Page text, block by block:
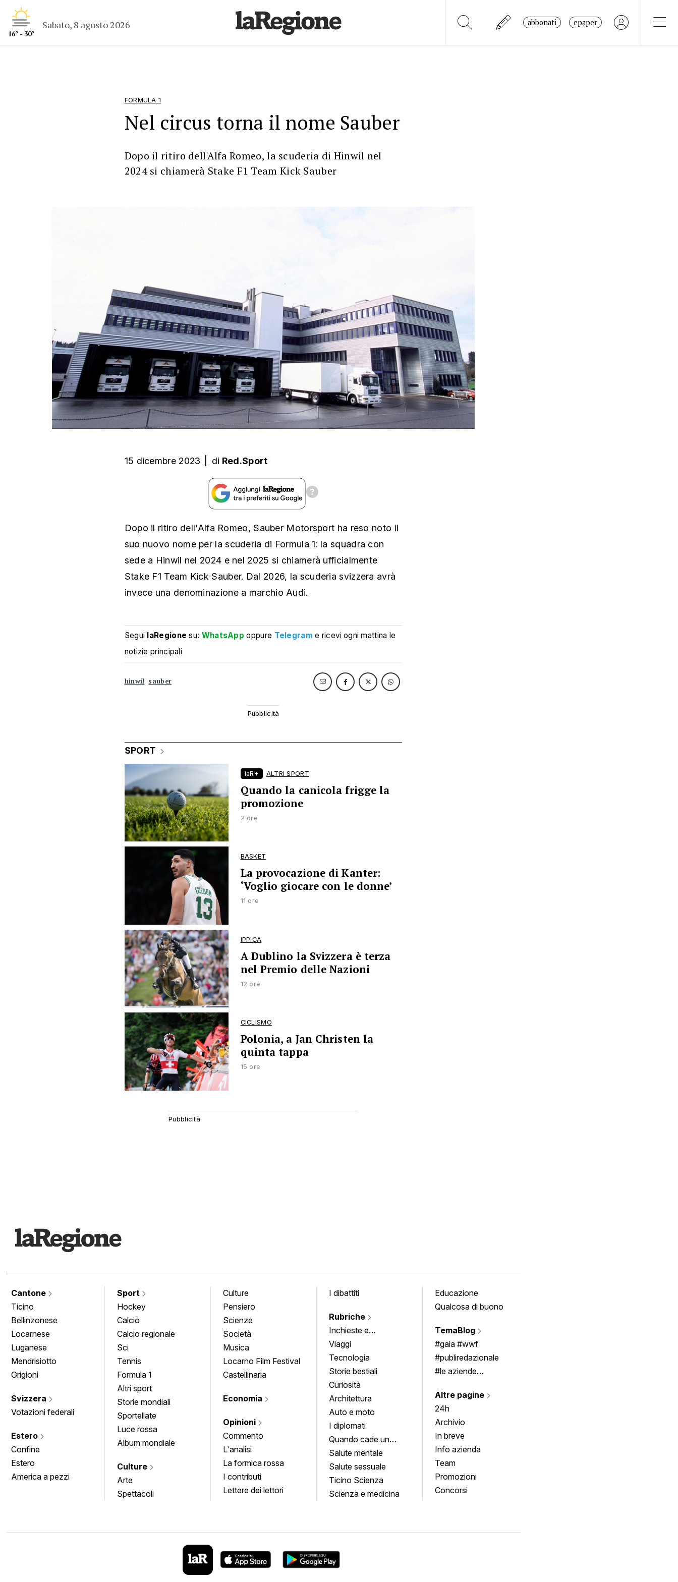
16° - 30°
Sabato, 8 agosto 2026 abbonati epaper
FORMULA 1
Nel circus torna il nome Sauber
Dopo il ritiro dell'Alfa Romeo, la scuderia di Hinwil nel
2024 si chiamerà Stake F1 Team Kick Sauber
15 dicembre 2023 di Red.Sport
Dopo il ritiro dell'Alfa Romeo, Sauber Motorsport ha reso noto il
suo nuovo nome per la scuderia di Formula 1: la squadra con
sede a Hinwil nel 2024 e nel 2025 si chiamerà ufficialmente
Stake F1 Team Kick Sauber. Dal 2026, la scuderia svizzera avrà
invece una denominazione a marchio Audi.
Segui laRegione su: WhatsApp oppure Telegram e ricevi ogni mattina le
notizie principali
hinwil sauber
SPORT
laR+ ALTRI SPORT
Quando la canicola frigge la
promozione
2 ore
BASKET
La provocazione di Kanter:
‘Voglio giocare con le donne’
11 ore
IPPICA
A Dublino la Svizzera è terza
nel Premio delle Nazioni
12 ore
CICLISMO
Polonia, a Jan Christen la
quinta tappa
15 ore
Cantone
Ticino
Bellinzonese
Locarnese
Luganese
Mendrisiotto
Grigioni
Svizzera
Votazioni federali
Estero
Confine
Estero
America a pezzi
Sport
Hockey
Calcio
Calcio regionale
Sci
Tennis
Formula 1
Altri sport
Storie mondiali
Sportellate
Luce rossa
Album mondiale
Culture
Arte
Spettacoli
Culture
Pensiero
Scienze
Società
Musica
Locarno Film Festival
Castellinaria
Economia
Opinioni
Commento
L'analisi
La formica rossa
I contributi
Lettere dei lettori
I dibattiti
Rubriche
Inchieste e
approfondimenti
Viaggi
Tecnologia
Storie bestiali
Curiosità
Architettura
Auto e moto
I diplomati
Quando cade un
quadro
Salute mentale
Salute sessuale
Ticino Scienza
Scienza e medicina
Educazione
Qualcosa di buono
TemaBlog
#gaia #wwf
#publiredazionale
#le aziende
Altre pagine
24h
Archivio
In breve
Info azienda
Team
Promozioni
Concorsi